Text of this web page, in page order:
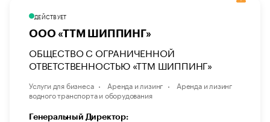
ДЕЙСТВУЕТ
ООО «ТТМ ШИППИНГ»
ОБЩЕСТВО С ОГРАНИЧЕННОЙ
ОТВЕТСТВЕННОСТЬЮ «ТТМ ШИППИНГ»
Услуги для бизнеса Аренда и лизинг
Аренда и лизинг
водного транспорта и оборудования
Генеральный Директор: